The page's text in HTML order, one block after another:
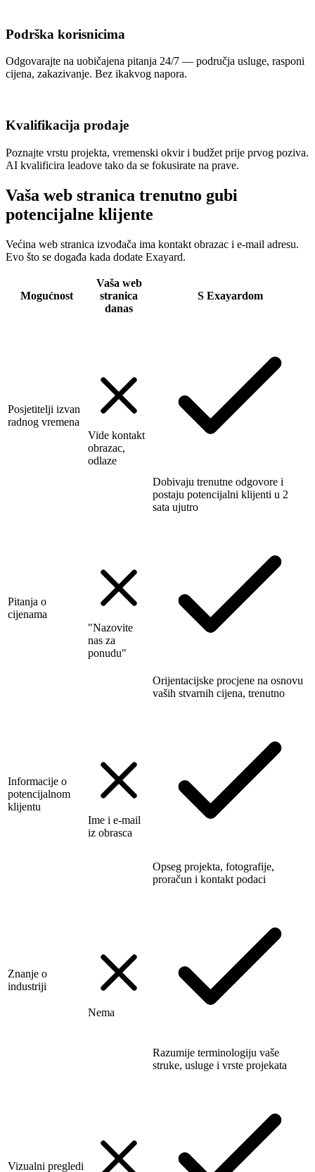
Podrška korisnicima
Odgovarajte na uobičajena pitanja 24/7 — područja usluge, rasponi
cijena, zakazivanje. Bez ikakvog napora.
Kvalifikacija prodaje
Poznajte vrstu projekta, vremenski okvir i budžet prije prvog poziva.
AI kvalificira leadove tako da se fokusirate na prave.
Vaša web stranica trenutno gubi
potencijalne klijente
Većina web stranica izvođača ima kontakt obrazac i e-mail adresu.
Evo što se događa kada dodate Exayard.
Mogućnost
Vaša web
stranica
danas
S Exayardom
Posjetitelji izvan
radnog vremena
Vide kontakt
obrazac,
odlaze
Dobivaju trenutne odgovore i
postaju potencijalni klijenti u 2
sata ujutro
Pitanja o
cijenama
"Nazovite
nas za
ponudu"
Orijentacijske procjene na osnovu
vaših stvarnih cijena, trenutno
Informacije o
potencijalnom
klijentu
Ime i e-mail
iz obrasca
Opseg projekta, fotografije,
proračun i kontakt podaci
Znanje o
industriji
Nema
Razumije terminologiju vaše
struke, usluge i vrste projekata
Vizualni pregledi